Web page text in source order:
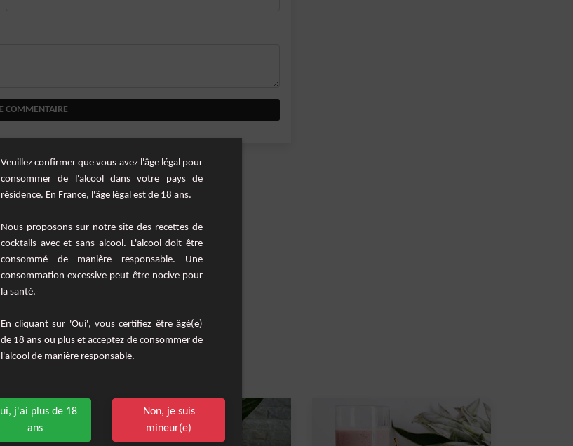
COMMENTAIRE
Veuillez confirmer que vous avez l'âge légal pour
consommer de l'alcool dans votre pays de
résidence. En France, l'âge légal est de 18 ans.
Nous proposons sur notre site des recettes de
cocktails avec et sans alcool. L'alcool doit être
consommé de manière responsable. Une
consommation excessive peut être nocive pour
la santé.
En cliquant sur 'Oui', vous certifiez être âgé(e)
de 18 ans ou plus et acceptez de consommer de
l'alcool de manière responsable.
j'ai plus de 18
ans
Non, je suis
mineur(e)